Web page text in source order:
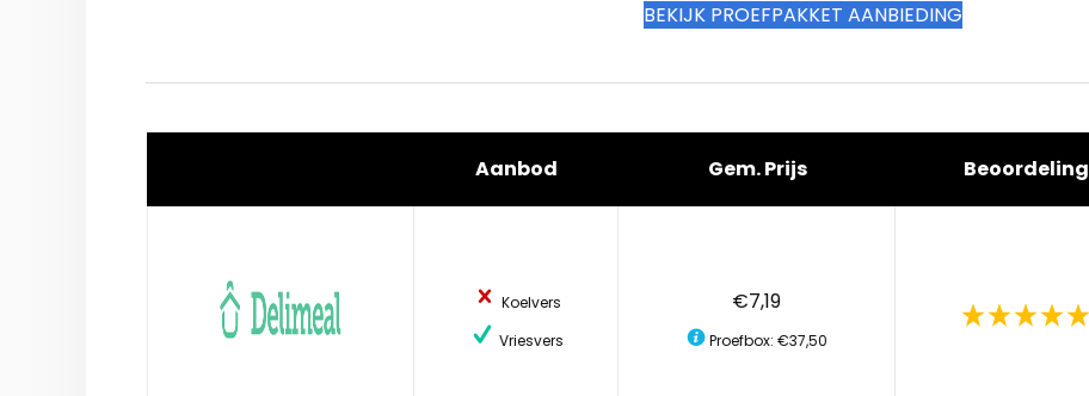
BEKIJK PROEFPAKKET AANBIEDING
Aanbod Gem. Prijs Beoordeling
Koelvers
Vriesvers
€7,19
Proefbox: €37,50